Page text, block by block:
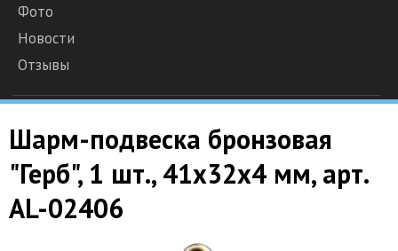
Фото
Новости
Отзывы
Шарм-подвеска бронзовая
"Герб", 1 шт., 41х32х4 мм, арт.
AL-02406